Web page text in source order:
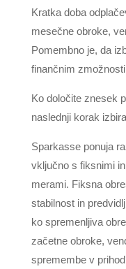
Kratka doba
mesečne obroke,
Pomembno je, da
finančnim
Ko določite znesek
naslednji korak
Sparkasse ponuja
vključno s fiksnimi
merami. Fiksna
stabilnost in
ko spremenljiva
začetne obroke,
spremembe v